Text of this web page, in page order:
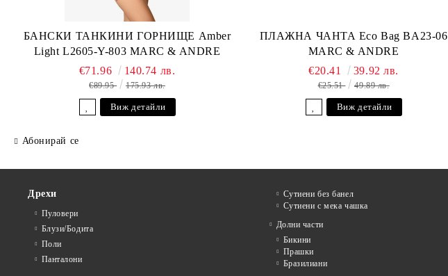
БАНСКИ ТАНКИНИ ГОРНИЩЕ Amber
Light L2605-Y-803 MARC & ANDRE
€71.96 140.74 лв.
€89.95 175.93 лв.
Виж детайли
ПЛАЖНА ЧАНТА Eco Bag BA23-06
MARC & ANDRE
€20.41 39.92 лв.
€25.51 49.89 лв.
Виж детайли
Абонирай се
Дрехи
Пуловери
Блузи/Бодита
Поли
Панталони
Сутиени без банел
Сутиени с мека чашка
Долни части
Бикини
Прашки
Бразилиани